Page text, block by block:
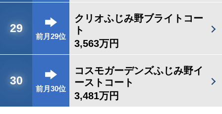
29
前月29位
クリオふじみ野ブライトコー
ト
3,563万円
30
前月30位
コスモガーデンズふじみ野イ
ーストコート
3,481万円